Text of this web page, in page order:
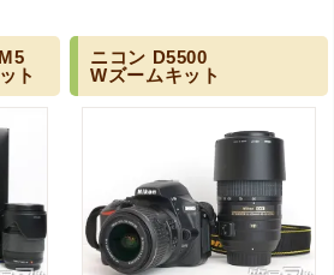
丹
ト
ニコン D5500
Wズームキット